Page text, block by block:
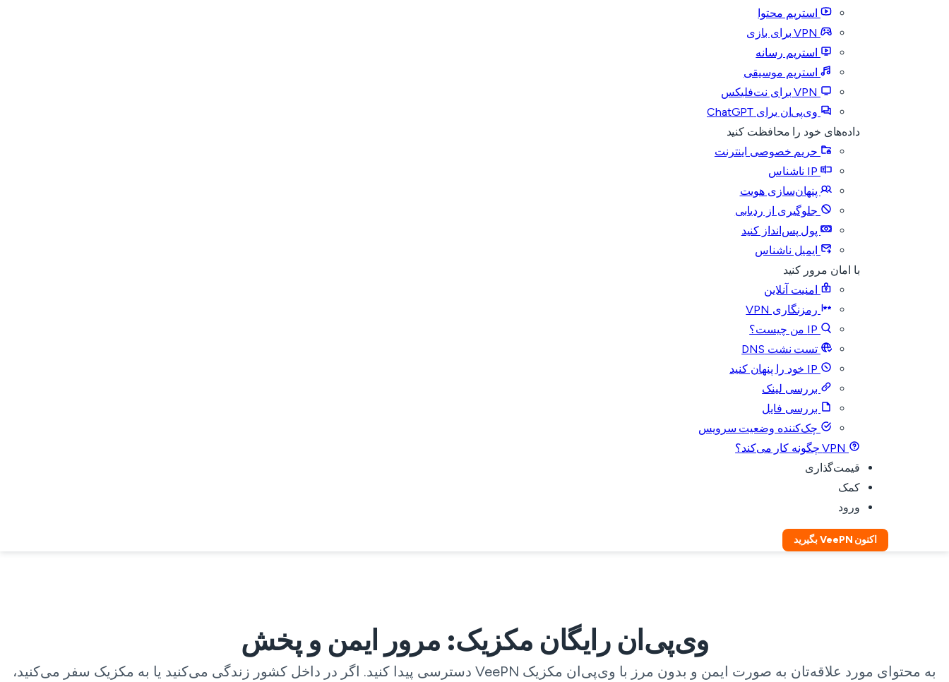
استریم محتوا
استریم رسانه
استریم موسیقی
وی‌پی‌ان برای ChatGPT
داده‌های خود را محافظت کنید
حریم خصوصی اینترنت
پنهان‌سازی هویت
جلوگیری از ردیابی
پول پس‌انداز کنید
ایمیل ناشناس
با امان مرور کنید
امنیت آنلاین
رمزنگاری VPN
تست نشت DNS
بررسی لینک
بررسی فایل
چک‌کننده وضعیت سرویس
قیمت‌گذاری
کمک
ورود
اکنون VeePN بگیرید
وی‌پی‌ان رایگان مکزیک: مرور ایمن و پخش
به محتوای مورد علاقه‌تان به صورت ایمن و بدون مرز با وی‌پی‌ان مکزیک VeePN دسترسی پیدا کنید. اگر در داخل کشور زندگی می‌کنید یا به مکزیک سفر می‌کنید،